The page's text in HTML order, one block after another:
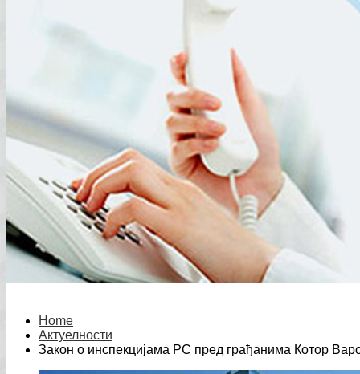
Home
Актуелности
Закон о инспекцијама РС пред грађанима Котор